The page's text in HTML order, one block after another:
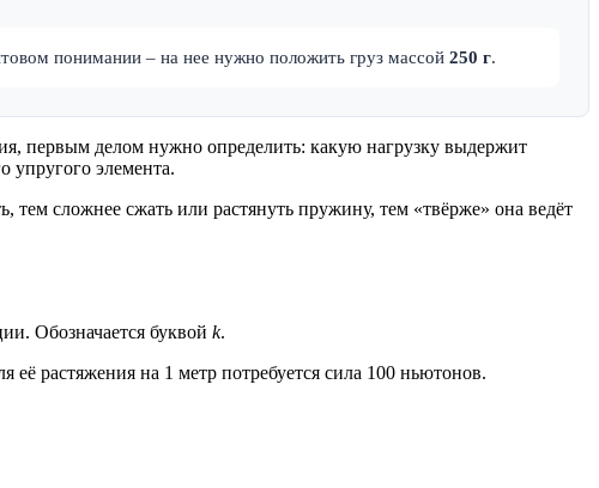
понимании – на нее нужно положить груз массой 250 г.
первым делом нужно определить: какую нагрузку выдержит
упругого элемента.
сложнее сжать или растянуть пружину, тем «твёрже» она ведёт
Обозначается буквой k.
растяжения на 1 метр потребуется сила 100 ньютонов.